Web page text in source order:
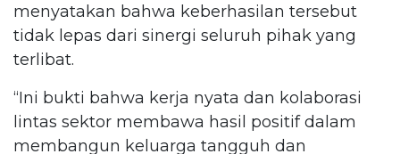
menyatakan bahwa keberhasilan tersebut
tidak lepas dari sinergi seluruh pihak yang
terlibat.
“Ini bukti bahwa kerja nyata dan kolaborasi
lintas sektor membawa hasil positif dalam
membangun keluarga tangguh dan